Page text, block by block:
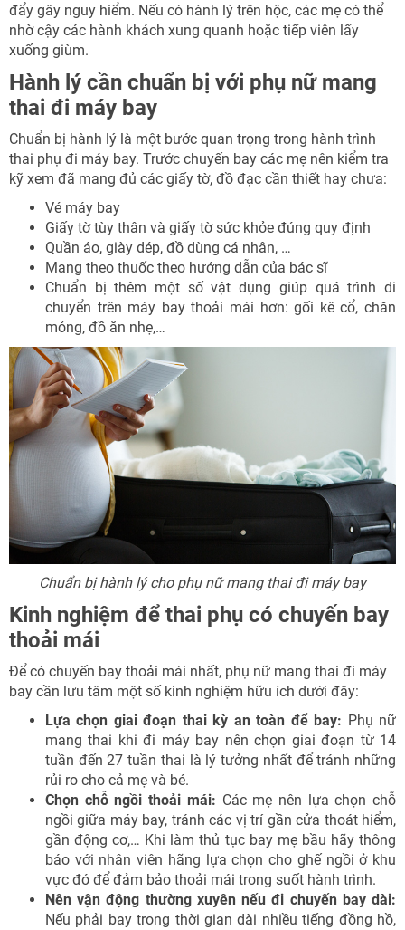
đẩy gây nguy hiểm. Nếu có hành lý trên hộc, các mẹ có thể
nhờ cậy các hành khách xung quanh hoặc tiếp viên lấy
xuống giùm.
Hành lý cần chuẩn bị với phụ nữ mang
thai đi máy bay
Chuẩn bị hành lý là một bước quan trọng trong hành trình
thai phụ đi máy bay. Trước chuyến bay các mẹ nên kiểm tra
kỹ xem đã mang đủ các giấy tờ, đồ đạc cần thiết hay chưa:
Vé máy bay
Giấy tờ tùy thân và giấy tờ sức khỏe đúng quy định
Quần áo, giày dép, đồ dùng cá nhân, …
Mang theo thuốc theo hướng dẫn của bác sĩ
Chuẩn bị thêm một số vật dụng giúp quá trình di
chuyển trên máy bay thoải mái hơn: gối kê cổ, chăn
mỏng, đồ ăn nhẹ,…
Chuẩn bị hành lý cho phụ nữ mang thai đi máy bay
Kinh nghiệm để thai phụ có chuyến bay
thoải mái
Để có chuyến bay thoải mái nhất, phụ nữ mang thai đi máy
bay cần lưu tâm một số kinh nghiệm hữu ích dưới đây:
Lựa chọn giai đoạn thai kỳ an toàn để bay: Phụ nữ
mang thai khi đi máy bay nên chọn giai đoạn từ 14
tuần đến 27 tuần thai là lý tưởng nhất để tránh những
rủi ro cho cả mẹ và bé.
Chọn chỗ ngồi thoải mái: Các mẹ nên lựa chọn chỗ
ngồi giữa máy bay, tránh các vị trí gần cửa thoát hiểm,
gần động cơ,… Khi làm thủ tục bay mẹ bầu hãy thông
báo với nhân viên hãng lựa chọn cho ghế ngồi ở khu
vực đó để đảm bảo thoải mái trong suốt hành trình.
Nên vận động thường xuyên nếu đi chuyến bay dài:
Nếu phải bay trong thời gian dài nhiều tiếng đồng hồ,